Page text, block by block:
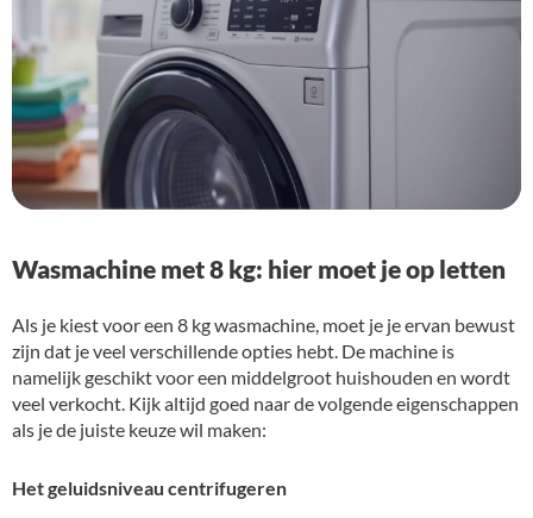
Wasmachine met 8 kg: hier moet je op letten
Als je kiest voor een 8 kg wasmachine, moet je je ervan bewust
zijn dat je veel verschillende opties hebt. De machine is
namelijk geschikt voor een middelgroot huishouden en wordt
veel verkocht. Kijk altijd goed naar de volgende eigenschappen
als je de juiste keuze wil maken:
Het geluidsniveau centrifugeren